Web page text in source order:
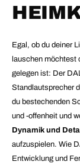
Egal, ob du deiner
lauschen möchtest
gelegen ist: Der
Standlautsprecher
du bestechenden
und -offenheit und
Dynamik und
aufzuspielen. Wie
Entwicklung und